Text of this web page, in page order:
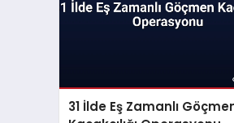
31 İlde Eş Zamanlı